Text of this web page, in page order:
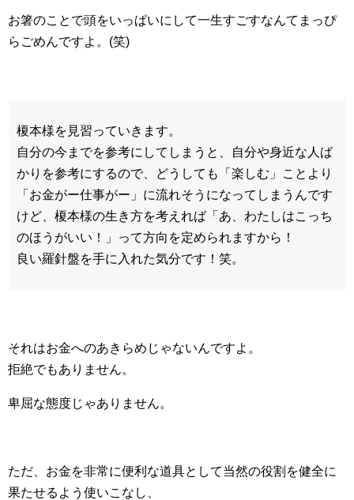
お箸のことで頭をいっぱいにして一生すごすなんてまっぴ
らごめんですよ。(笑)
榎本様を見習っていきます。
自分の今までを参考にしてしまうと、自分や身近な人ば
かりを参考にするので、どうしても「楽しむ」ことより
「お金がー仕事がー」に流れそうになってしまうんです
けど、榎本様の生き方を考えれば「あ、わたしはこっち
のほうがいい！」って方向を定められますから！
良い羅針盤を手に入れた気分です！笑。
それはお金へのあきらめじゃないんですよ。
拒絶でもありません。
卑屈な態度じゃありません。
ただ、お金を非常に便利な道具として当然の役割を健全に
果たせるよう使いこなし、